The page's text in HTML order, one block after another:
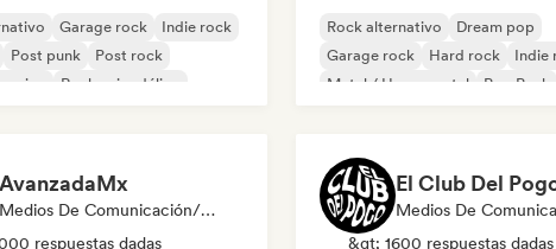
Garage rock
Indie rock
Post punk
Post rock
Rock psicodélico
Rock alternativo
Dream pop
Garage rock
Hard rock
Indie
Metal / Heavy metal
Pop Punk
AvanzadaMx
Medios De Comunicación/Periodista
respuestas dadas
El Club Del
&gt; 1600 respuestas dadas